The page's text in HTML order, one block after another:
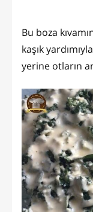
Bu boza
kaşık
yerine otların